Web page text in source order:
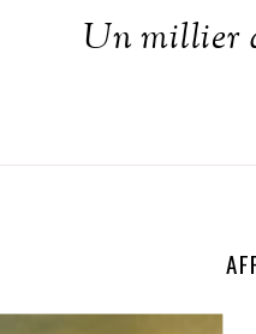
Un millier